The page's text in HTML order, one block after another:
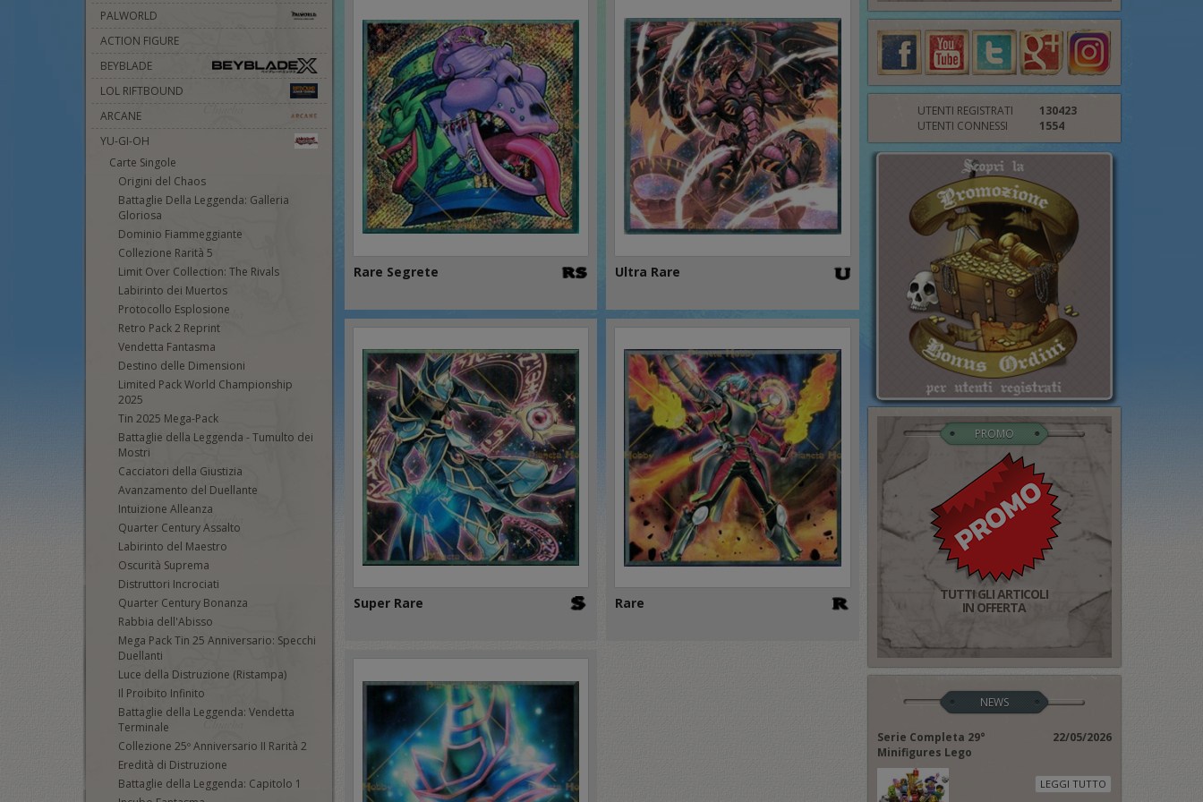
PALWORLD
ACTION FIGURE
BEYBLADE
LOL RIFTBOUND
ARCANE
YU-GI-OH
Carte Singole
Origini del Chaos
Battaglie Della Leggenda: Galleria
Gloriosa
Dominio Fiammeggiante
Collezione Rarità 5
Limit Over Collection: The Rivals
Labirinto dei Muertos
Protocollo Esplosione
Retro Pack 2 Reprint
Vendetta Fantasma
Destino delle Dimensioni
Limited Pack World Championship
2025
Tin 2025 Mega-Pack
Battaglie della Leggenda - Tumulto dei
Mostri
Cacciatori della Giustizia
Avanzamento del Duellante
Intuizione Alleanza
Quarter Century Assalto
Labirinto del Maestro
Oscurità Suprema
Distruttori Incrociati
Quarter Century Bonanza
Rabbia dell'Abisso
Mega Pack Tin 25 Anniversario: Specchi
Duellanti
Luce della Distruzione (Ristampa)
Il Proibito Infinito
Battaglie della Leggenda: Vendetta
Terminale
Collezione 25º Anniversario II Rarità 2
Eredità di Distruzione
Battaglie della Leggenda: Capitolo 1
Rare Segrete Ultra Rare
Super Rare Rare
UTENTI REGISTRATI
130423
UTENTI CONNESSI
1554
PROMO
TUTTI GLI ARTICOLI
IN OFFERTA
NEWS
Serie Completa 29°
Minifigures Lego
22/05/2026
LEGGI TUTTO